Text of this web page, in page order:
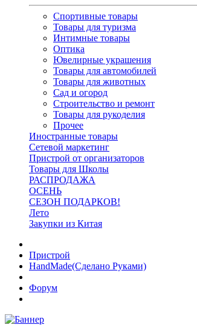
Спортивные товары
Товары для туризма
Интимные товары
Оптика
Ювелирные украшения
Товары для автомобилей
Товары для животных
Сад и огород
Строительство и ремонт
Товары для рукоделия
Прочее
Иностранные товары
Сетевой маркетинг
Пристрой от организаторов
Товары для Школы
РАСПРОДАЖА
ОСЕНЬ
СЕЗОН ПОДАРКОВ!
Лето
Закупки из Китая
Пристрой
HandMade(Сделано Руками)
Форум